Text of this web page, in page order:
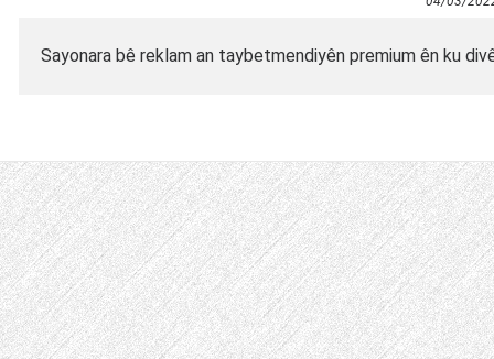
Sayonara bê reklam an taybetmendiyên premium ên ku